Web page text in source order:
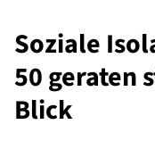
Soziale
50 geraten
Blick